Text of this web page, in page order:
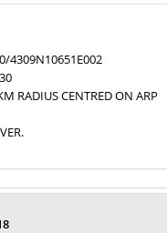
4309N10651E002
RADIUS CENTRED ON ARP